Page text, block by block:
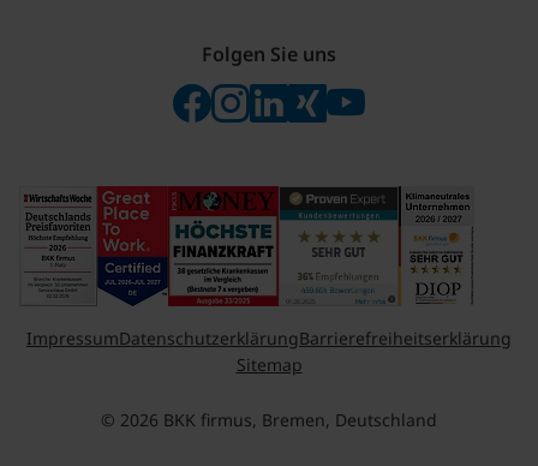
Folgen Sie uns
Folgen Sie uns auf Facebook
Folgen Sie uns auf Instagram
Besuchen Sie uns bei
Besuchen Sie uns bei
Besuchen Sie uns
ImpressumDatenschutzerklärungBarrierefreiheitserklärung
Sitemap
© 2026 BKK firmus, Bremen, Deutschland